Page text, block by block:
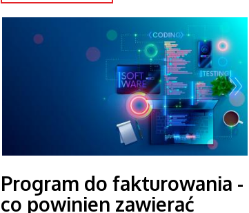
Program do fakturowania -
co powinien zawierać